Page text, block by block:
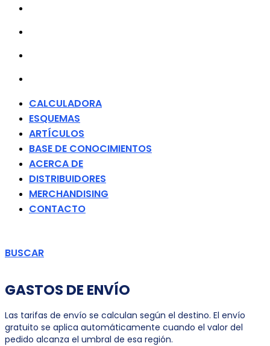
CALCULADORA
ESQUEMAS
ARTÍCULOS
BASE DE CONOCIMIENTOS
ACERCA DE
DISTRIBUIDORES
MERCHANDISING
CONTACTO
BUSCAR
GASTOS DE ENVÍO
Las tarifas de envío se calculan según el destino. El envío
gratuito se aplica automáticamente cuando el valor del
pedido alcanza el umbral de esa región.